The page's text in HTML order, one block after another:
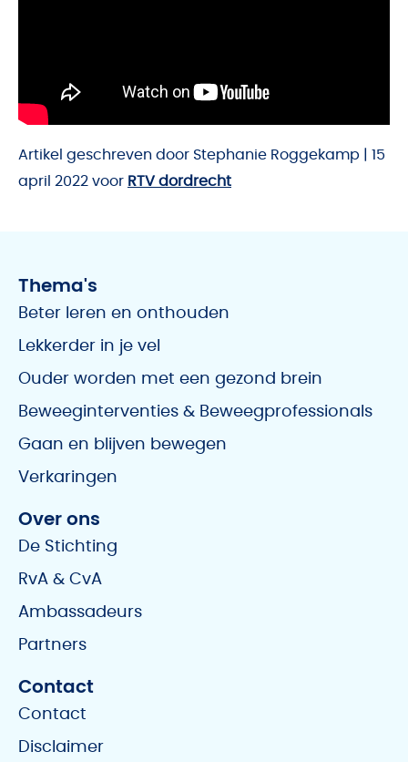
Artikel geschreven door Stephanie Roggekamp | 15
april 2022 voor RTV dordrecht
Thema's
Beter leren en onthouden
Lekkerder in je vel
Ouder worden met een gezond brein
Beweeginterventies & Beweegprofessionals
Gaan en blijven bewegen
Verkaringen
Over ons
De Stichting
RvA & CvA
Ambassadeurs
Partners
Contact
Contact
Disclaimer